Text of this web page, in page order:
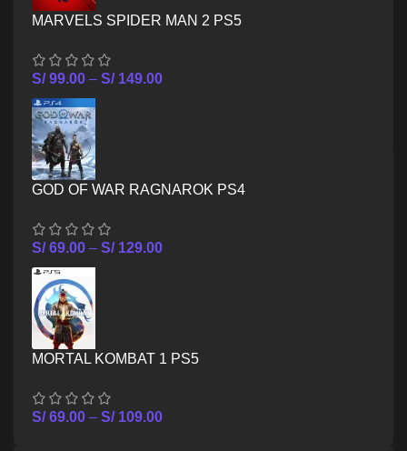
MARVELS SPIDER MAN 2 PS5
S/99.00 – S/149.00
GOD OF WAR RAGNAROK PS4
S/69.00 – S/129.00
MORTAL KOMBAT 1 PS5
S/69.00 – S/109.00